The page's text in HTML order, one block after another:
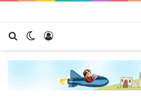
تغییر ورود